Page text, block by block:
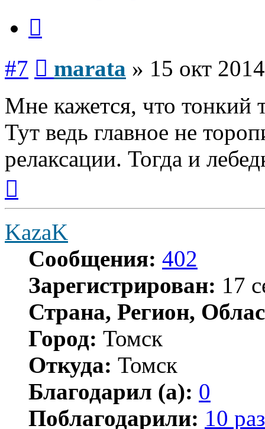
#7 marata » 15 окт
Мне кажется, что тонкий
Тут ведь главное не
релаксации. Тогда и
началу
KazaK
Сообщения: 402
Зарегистрирован: 17
Страна, Регион,
Город: Томск
Откуда: Томск
Благодарил (а): 0
Поблагодарили: 10 раз